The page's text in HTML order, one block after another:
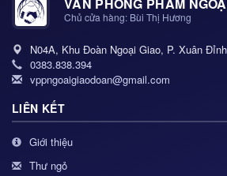
Chủ cửa hàng: Bùi Thị Hương
N04A, Khu Đoàn Ngoại Giao, P. Xuân
0383.838.394
vppngoaigiaodoan@gmail.com
LIÊN KẾT
Giới thiệu
Thư ngỏ